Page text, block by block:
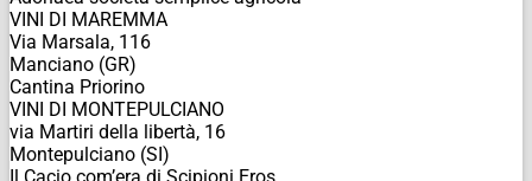
VINI DI MAREMMA
Via Marsala, 116
Manciano (GR)
Cantina Priorino
VINI DI MONTEPULCIANO
via Martiri della libertà, 16
Montepulciano (SI)
Il Cacio com’era di Scipioni Eros